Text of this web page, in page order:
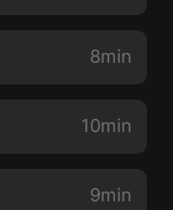
8min
10min
9min